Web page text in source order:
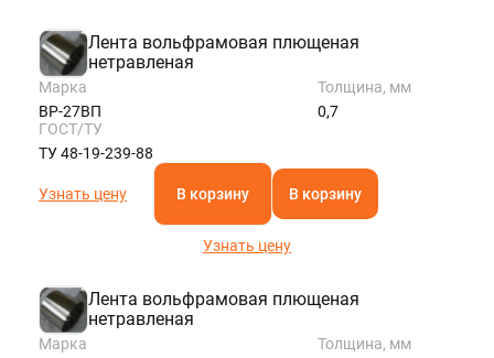
Лента вольфрамовая плющеная
нетравленая
Марка
ВР-27ВП
Толщина, мм
0,7
ГОСТ/ТУ
ТУ 48-19-239-88
Узнать цену В корзину В корзину
Узнать цену
Лента вольфрамовая плющеная
нетравленая
Марка
Толщина, мм